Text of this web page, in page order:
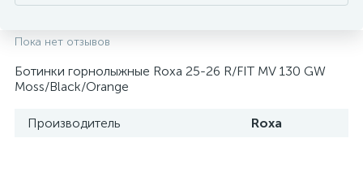
Пока нет отзывов
Ботинки горнолыжные Roxa 25-26 R/FIT MV 130 GW
Moss/Black/Orange
Производитель Roxa